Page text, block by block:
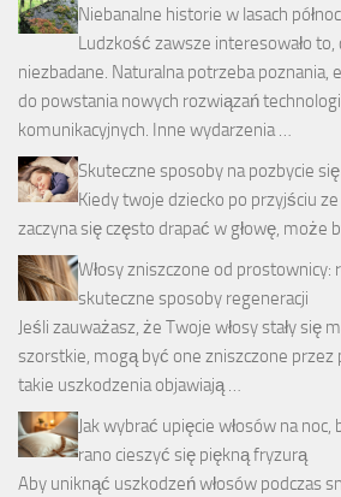
Niebanalne historie w lasach
Ludzkość zawsze interesowało to,
niezbadane. Naturalna potrzeba poznania,
do powstania nowych rozwiązań
komunikacyjnych. Inne wydarzenia …
Skuteczne sposoby na pozbycie
Kiedy twoje dziecko po przyjściu
zaczyna się często drapać w głowę, może
Włosy zniszczone od prostownicy:
skuteczne sposoby regeneracji
Jeśli zauważasz, że Twoje włosy stały się
szorstkie, mogą być one zniszczone przez
takie uszkodzenia objawiają …
Jak wybrać upięcie włosów na
rano cieszyć się piękną fryzurą
Aby uniknąć uszkodzeń włosów podczas